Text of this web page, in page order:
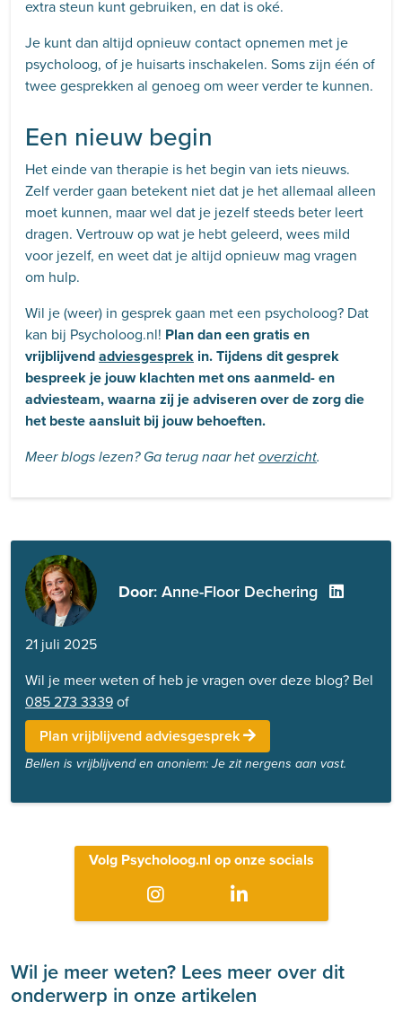
extra steun kunt gebruiken, en dat is oké.
Je kunt dan altijd opnieuw contact opnemen met je
psycholoog, of je huisarts inschakelen. Soms zijn één of
twee gesprekken al genoeg om weer verder te kunnen.
Een nieuw begin
Het einde van therapie is het begin van iets nieuws.
Zelf verder gaan betekent niet dat je het allemaal alleen
moet kunnen, maar wel dat je jezelf steeds beter leert
dragen. Vertrouw op wat je hebt geleerd, wees mild
voor jezelf, en weet dat je altijd opnieuw mag vragen
om hulp.
Wil je (weer) in gesprek gaan met een psycholoog? Dat
kan bij Psycholoog.nl! Plan dan een gratis en
vrijblijvendadviesgesprek in. Tijdens dit gesprek
bespreek je jouw klachten met ons aanmeld- en
adviesteam, waarna zij je adviseren over de zorg die
het beste aansluit bij jouw behoeften.
Meer blogs lezen? Ga terug naar het overzicht.
Door: Anne-Floor Dechering
21 juli 2025
Wil je meer weten of heb je vragen over deze blog? Bel
085 273 3339of
Plan vrijblijvend adviesgesprek
Bellen is vrijblijvend en anoniem: Je zit nergens aan vast.
Volg Psycholoog.nl op onze socials
Wil je meer weten? Lees meer over dit
onderwerp in onze artikelen